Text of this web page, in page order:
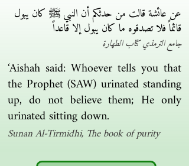
عن عائشة قالت من حدثكم أن النبي ﷺ كان يبول
قائماً فلا تصدقوه ما كان يبول إلا قاعداً
جامع الترمذي كتاب الطهارة
‘Aishah said: Whoever tells you that
the Prophet (SAW) urinated standing
up, do not believe them; He only
urinated sitting down.
Sunan Al-Tirmidhi, The book of purity